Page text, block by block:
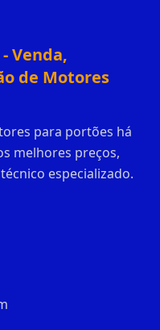
Venda,
de Motores
para portões há
melhores preços,
especializado.